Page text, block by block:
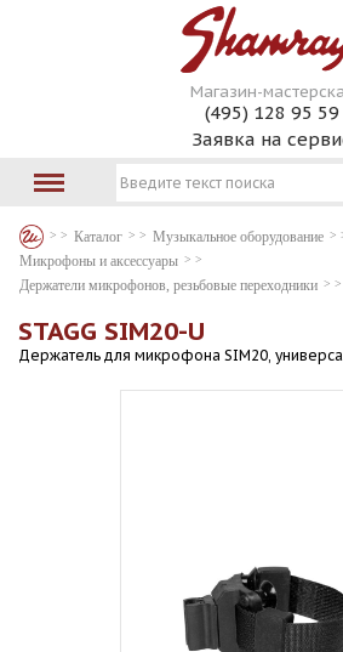
Магазин-
(495) 128 95 59
Заявка на
Каталог
Музыкальное оборудование
Микрофоны и аксессуары
Держатели микрофонов, резьбовые переходники
STAGG SIM20-U
Держатель для микрофона SIM20,